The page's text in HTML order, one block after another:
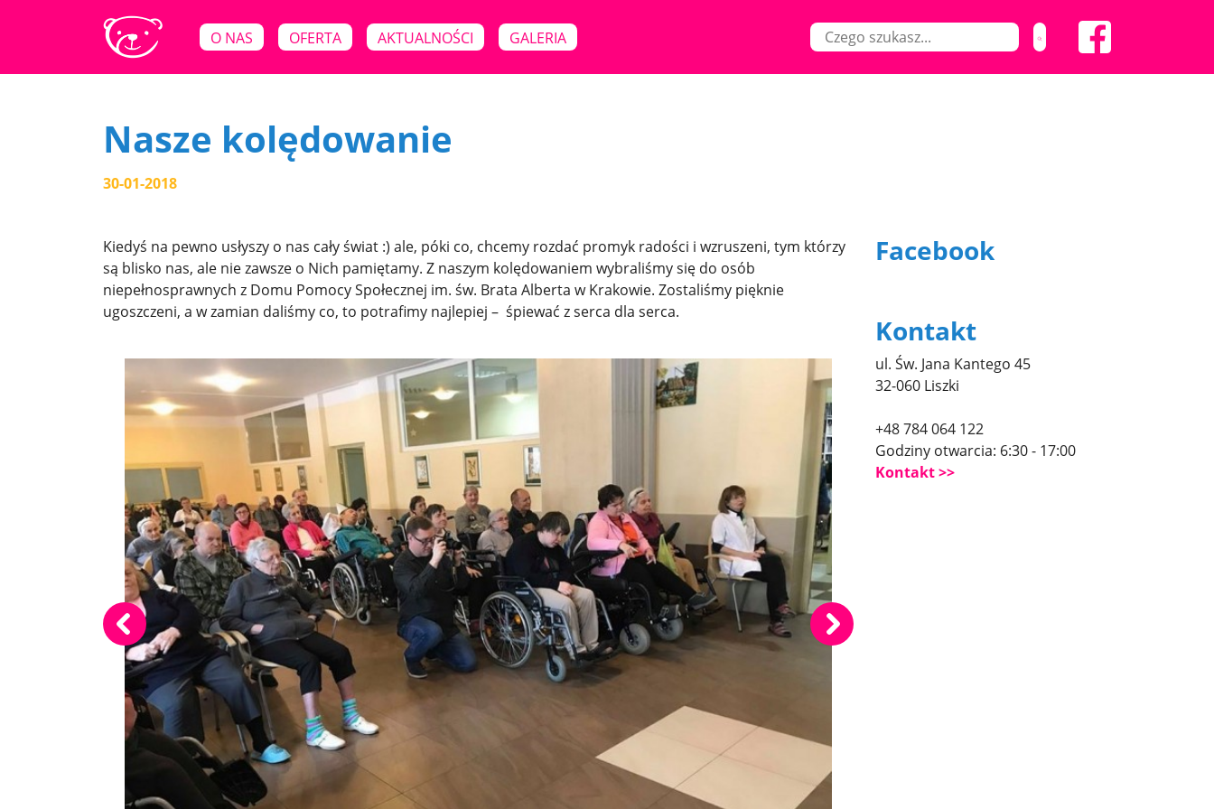
O NAS OFERTA AKTUALNOŚCI GALERIA
Nasze kolędowanie
30-01-2018
Kiedyś na pewno usłyszy o nas cały świat :) ale, póki co, chcemy rozdać promyk radości i wzruszeni, tym którzy
są blisko nas, ale nie zawsze o Nich pamiętamy. Z naszym kolędowaniem wybraliśmy się do osób
niepełnosprawnych z Domu Pomocy Społecznej im. św. Brata Alberta w Krakowie. Zostaliśmy pięknie
ugoszczeni, a w zamian daliśmy co, to potrafimy najlepiej – śpiewać z serca dla serca.
Facebook
Kontakt
ul. Św. Jana Kantego 45
32-060 Liszki
+48 784 064 122
Godziny otwarcia: 6:30 - 17:00
Kontakt